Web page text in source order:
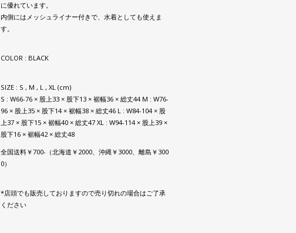
に優れています。
内側にはメッシュライナー付きで、水着としても使えま
す。
COLOR : BLACK
SIZE : S , M , L , XL (cm)
S : W66-76 × 股上33 × 股下13 × 裾幅36 × 総丈44 M : W76-
96 × 股上35 × 股下14 × 裾幅38 × 総丈46 L : W84-104 × 股
上37 × 股下15 × 裾幅40 × 総丈47 XL : W94-114 × 股上39 ×
股下16 × 裾幅42 × 総丈48
全国送料￥700-（北海道￥2000、沖縄￥3000、離島￥300
0）
*店頭でも販売しておりますので売り切れの場合はご了承
ください